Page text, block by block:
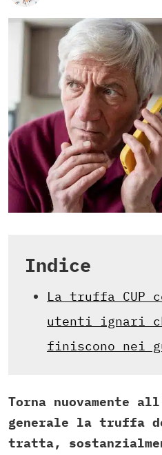
Indice
La truffa CUP
utenti ignari
finiscono nei
Torna nuovamente
generale la truffa
tratta,